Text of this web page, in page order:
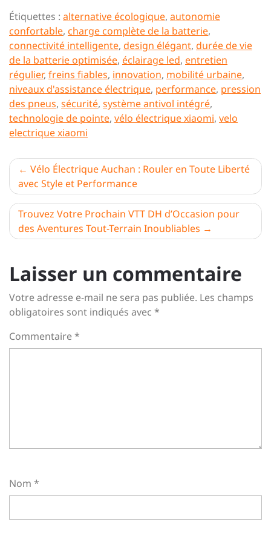
Étiquettes : alternative écologique, autonomie
confortable, charge complète de la batterie,
connectivité intelligente, design élégant, durée de vie
de la batterie optimisée, éclairage led, entretien
régulier, freins fiables, innovation, mobilité urbaine,
niveaux d'assistance électrique, performance, pression
des pneus, sécurité, système antivol intégré,
technologie de pointe, vélo électrique xiaomi, velo
electrique xiaomi
Navigation
de
l’article
Vélo Électrique Auchan : Rouler en Toute Liberté
avec Style et Performance
Trouvez Votre Prochain VTT DH d’Occasion pour
des Aventures Tout-Terrain Inoubliables
Laisser un commentaire
Votre adresse e-mail ne sera pas publiée. Les champs
obligatoires sont indiqués avec *
Commentaire*
Nom *